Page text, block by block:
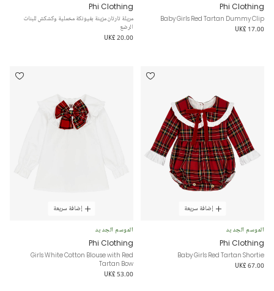
Phi Clothing
Baby Girls Red Tartan Dummy Clip
UK£ 17.00
Phi Clothing
مريلة تارتان مزينة بفيونكة مخملية وكشكش للبنات
الرضع
UK£ 20.00
إضافة سريعة
الموسم الجديد
Phi Clothing
Baby Girls Red Tartan Shortie
UK£ 67.00
إضافة سريعة
الموسم الجديد
Phi Clothing
Girls White Cotton Blouse with Red
Tartan Bow
UK£ 53.00